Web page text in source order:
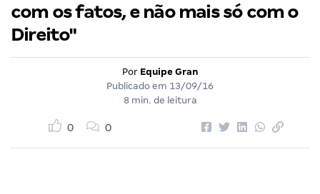
com os fatos, e não mais só com o
Direito"
Por Equipe Gran
Publicado em 13/09/16
8 min. de leitura
0 0